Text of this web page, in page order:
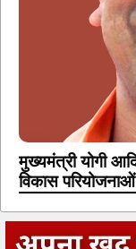
मुख्यमंत्री योगी
विकास